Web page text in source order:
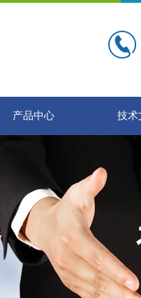
产品中心 技术